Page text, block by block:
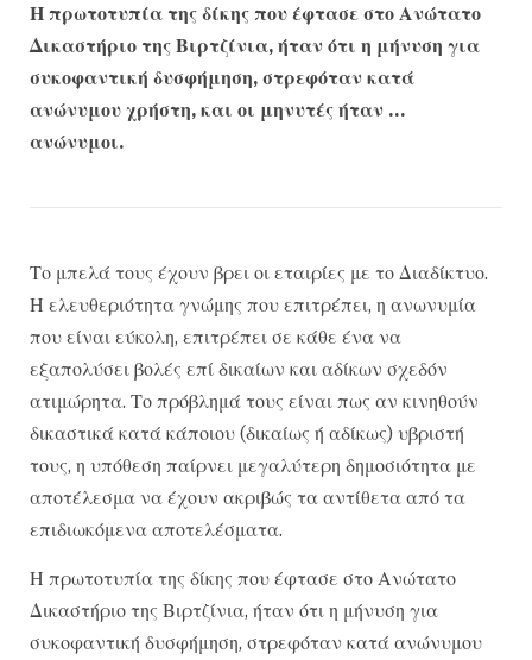
Η πρωτοτυπία της δίκης που έφτασε στο Ανώτατο
Δικαστήριο της Βιρτζίνια, ήταν ότι η μήνυση για
συκοφαντική δυσφήμηση, στρεφόταν κατά
ανώνυμου χρήστη, και οι μηνυτές ήταν …
ανώνυμοι.
Το μπελά τους έχουν βρει οι εταιρίες με το Διαδίκτυο.
Η ελευθεριότητα γνώμης που επιτρέπει, η ανωνυμία
που είναι εύκολη, επιτρέπει σε κάθε ένα να
εξαπολύσει βολές επί δικαίων και αδίκων σχεδόν
ατιμώρητα. Το πρόβλημά τους είναι πως αν κινηθούν
δικαστικά κατά κάποιου (δικαίως ή αδίκως) υβριστή
τους, η υπόθεση παίρνει μεγαλύτερη δημοσιότητα με
αποτέλεσμα να έχουν ακριβώς τα αντίθετα από τα
επιδιωκόμενα αποτελέσματα.
Η πρωτοτυπία της δίκης που έφτασε στο Ανώτατο
Δικαστήριο της Βιρτζίνια, ήταν ότι η μήνυση για
συκοφαντική δυσφήμηση, στρεφόταν κατά ανώνυμου